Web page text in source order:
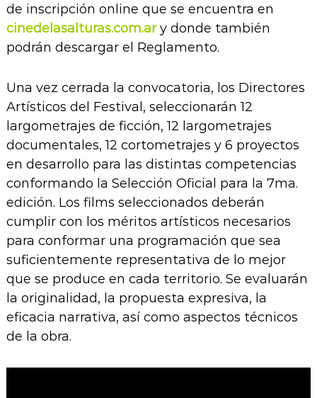
de inscripción online que se encuentra en
cinedelasalturas.com.ary donde también
podrán descargar el Reglamento.
Una vez cerrada la convocatoria, los Directores
Artísticos del Festival, seleccionarán 12
largometrajes de ficción, 12 largometrajes
documentales, 12 cortometrajes y 6 proyectos
en desarrollo para las distintas competencias
conformando la Selección Oficial para la 7ma.
edición. Los films seleccionados deberán
cumplir con los méritos artísticos necesarios
para conformar una programación que sea
suficientemente representativa de lo mejor
que se produce en cada territorio. Se evaluarán
la originalidad, la propuesta expresiva, la
eficacia narrativa, así como aspectos técnicos
de la obra.